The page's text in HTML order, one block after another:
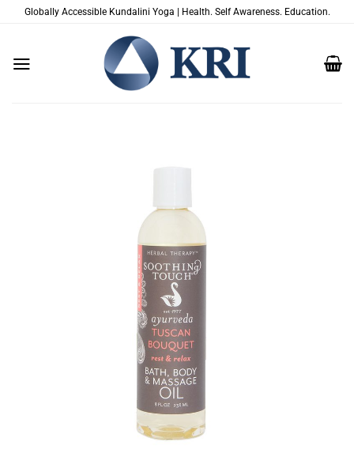
SaltarGlobally Accessible Kundalini Yoga | Health. Self Awareness. Education.